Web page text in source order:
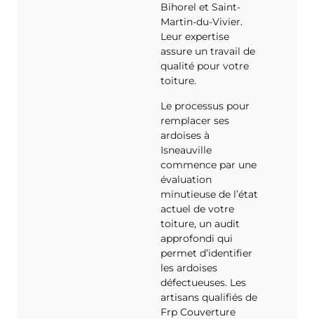
Bihorel et Saint-
Martin-du-Vivier.
Leur expertise
assure un travail de
qualité pour votre
toiture.
Le processus pour
remplacer ses
ardoises à
Isneauville
commence par une
évaluation
minutieuse de l’état
actuel de votre
toiture, un audit
approfondi qui
permet d’identifier
les ardoises
défectueuses. Les
artisans qualifiés de
Frp Couverture